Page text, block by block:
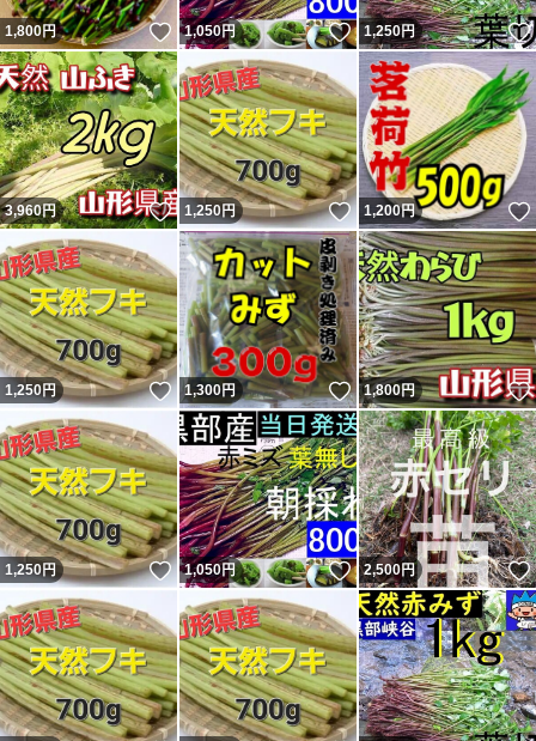
1,800円 いいね！
1,050円 いいね！
1,250円
3,960円 いいね！
1,250円 いいね！
1,200円
1,250円 いいね！
1,300円 いいね！
1,800円
1,250円 いいね！
1,050円 いいね！
2,500円